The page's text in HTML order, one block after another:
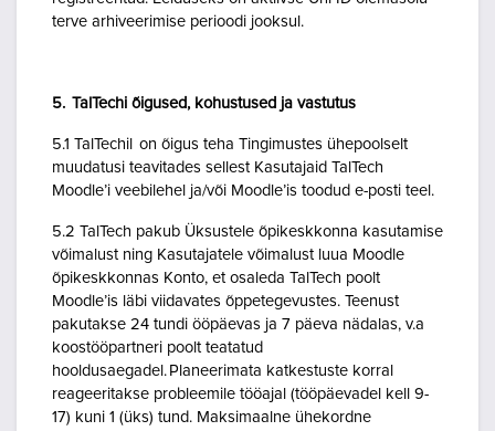
terve arhiveerimise perioodi jooksul.
5. TalTechi õigused, kohustused ja vastutus
5.1 TalTechil on õigus teha Tingimustes ühepoolselt
muudatusi teavitades sellest Kasutajaid TalTech
Moodle’i veebilehel ja/või Moodle’is toodud e-posti teel.
5.2 TalTech pakub Üksustele õpikeskkonna kasutamise
võimalust ning Kasutajatele võimalust luua Moodle
õpikeskkonnas Konto, et osaleda TalTech poolt
Moodle’is läbi viidavates õppetegevustes. Teenust
pakutakse 24 tundi ööpäevas ja 7 päeva nädalas, v.a
koostööpartneri poolt teatatud
hooldusaegadel. Planeerimata katkestuste korral
reageeritakse probleemile tööajal (tööpäevadel kell 9-
17) kuni 1 (üks) tund. Maksimaalne ühekordne